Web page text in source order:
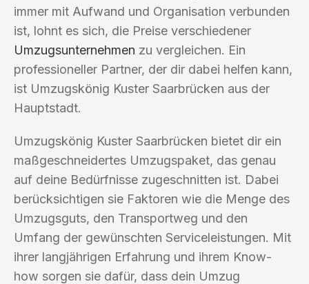
immer mit Aufwand und Organisation verbunden
ist, lohnt es sich, die Preise verschiedener
Umzugsunternehmen zu vergleichen. Ein
professioneller Partner, der dir dabei helfen kann,
ist Umzugskönig Kuster Saarbrücken aus der
Hauptstadt.
Umzugskönig Kuster Saarbrücken bietet dir ein
maßgeschneidertes Umzugspaket, das genau
auf deine Bedürfnisse zugeschnitten ist. Dabei
berücksichtigen sie Faktoren wie die Menge des
Umzugsguts, den Transportweg und den
Umfang der gewünschten Serviceleistungen. Mit
ihrer langjährigen Erfahrung und ihrem Know-
how sorgen sie dafür, dass dein Umzug